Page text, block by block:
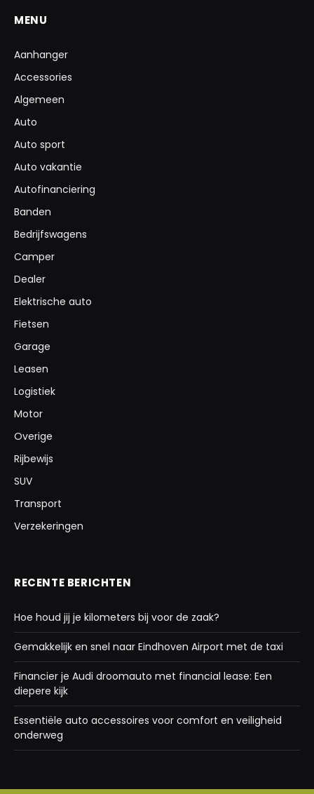
MENU
Aanhanger
Accessories
Algemeen
Auto
Auto sport
Auto vakantie
Autofinanciering
Banden
Bedrijfswagens
Camper
Dealer
Elektrische auto
Fietsen
Garage
Leasen
Logistiek
Motor
Overige
Rijbewijs
SUV
Transport
Verzekeringen
RECENTE BERICHTEN
Hoe houd jij je kilometers bij voor de zaak?
Gemakkelijk en snel naar Eindhoven Airport met de taxi
Financier je Audi droomauto met financial lease: Een
diepere kijk
Essentiële auto accessoires voor comfort en veiligheid
onderweg